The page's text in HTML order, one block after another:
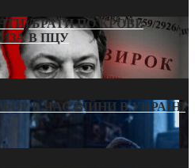
БРАТИ ПО КРОВІ:
В ПЦУ
В ЧАС ВІЙНИ В УКРАЇНІ